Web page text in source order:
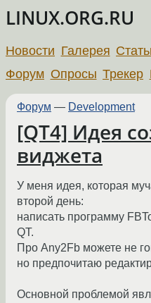
LINUX.ORG.RU
Новости Галерея
Форум Опросы Трекер
Форум — Development
[QT4] Идея
виджета
У меня идея, которая
второй день:
написать программу
QT.
Про Any2Fb можете не
но предпочитаю
Основной проблемой